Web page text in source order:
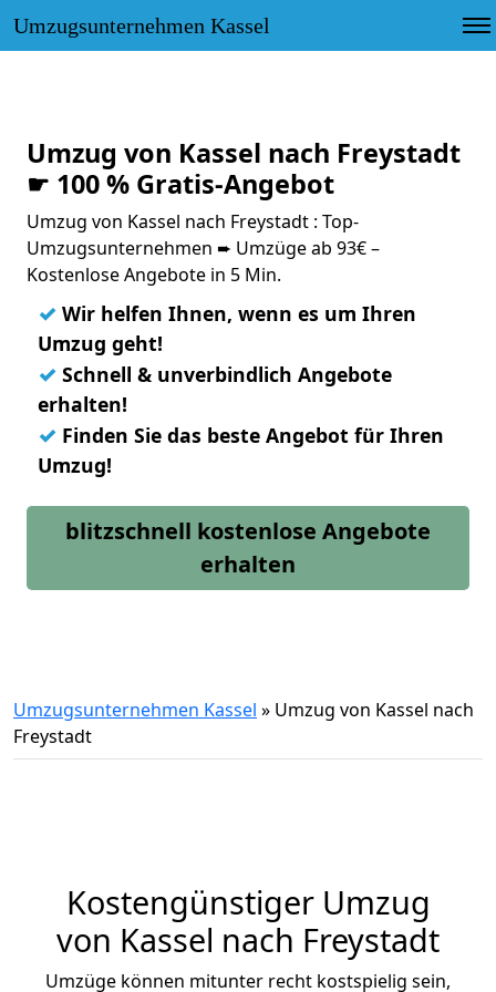
Umzugsunternehmen Kassel
Umzug von Kassel nach Freystadt
☛ 100 % Gratis-Angebot
Umzug von Kassel nach Freystadt : Top-
Umzugsunternehmen ➨ Umzüge ab 93€ –
Kostenlose Angebote in 5 Min.
✓ Wir helfen Ihnen, wenn es um Ihren
Umzug geht!
✓ Schnell & unverbindlich Angebote
erhalten!
✓ Finden Sie das beste Angebot für Ihren
Umzug!
blitzschnell kostenlose Angebote
erhalten
Umzugsunternehmen Kassel » Umzug von Kassel nach
Freystadt
Kostengünstiger Umzug
von Kassel nach Freystadt
Umzüge können mitunter recht kostspielig sein,